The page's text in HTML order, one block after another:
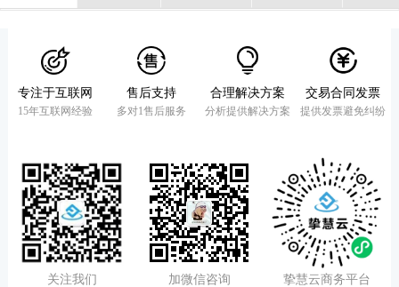
云客分销应用
加入购物车
余额应用
积分商城应用
￥2699
加入购物车
专注于互联网
15年互联网经验
售后支持
多对1售后服务
合理解决方案
分析提供解决方案
交易合同发票
提供发票避免纠纷
关注我们 加微信咨询 挚慧云商务平台